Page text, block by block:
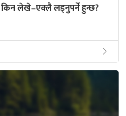
किन लेखे–एक्लै लड्नुपर्ने हुन्छ?